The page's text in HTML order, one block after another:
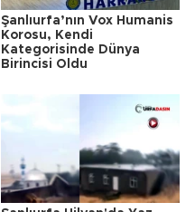
Şanlıurfa’nın Vox Humanis
Korosu, Kendi
Kategorisinde Dünya
Birincisi Oldu